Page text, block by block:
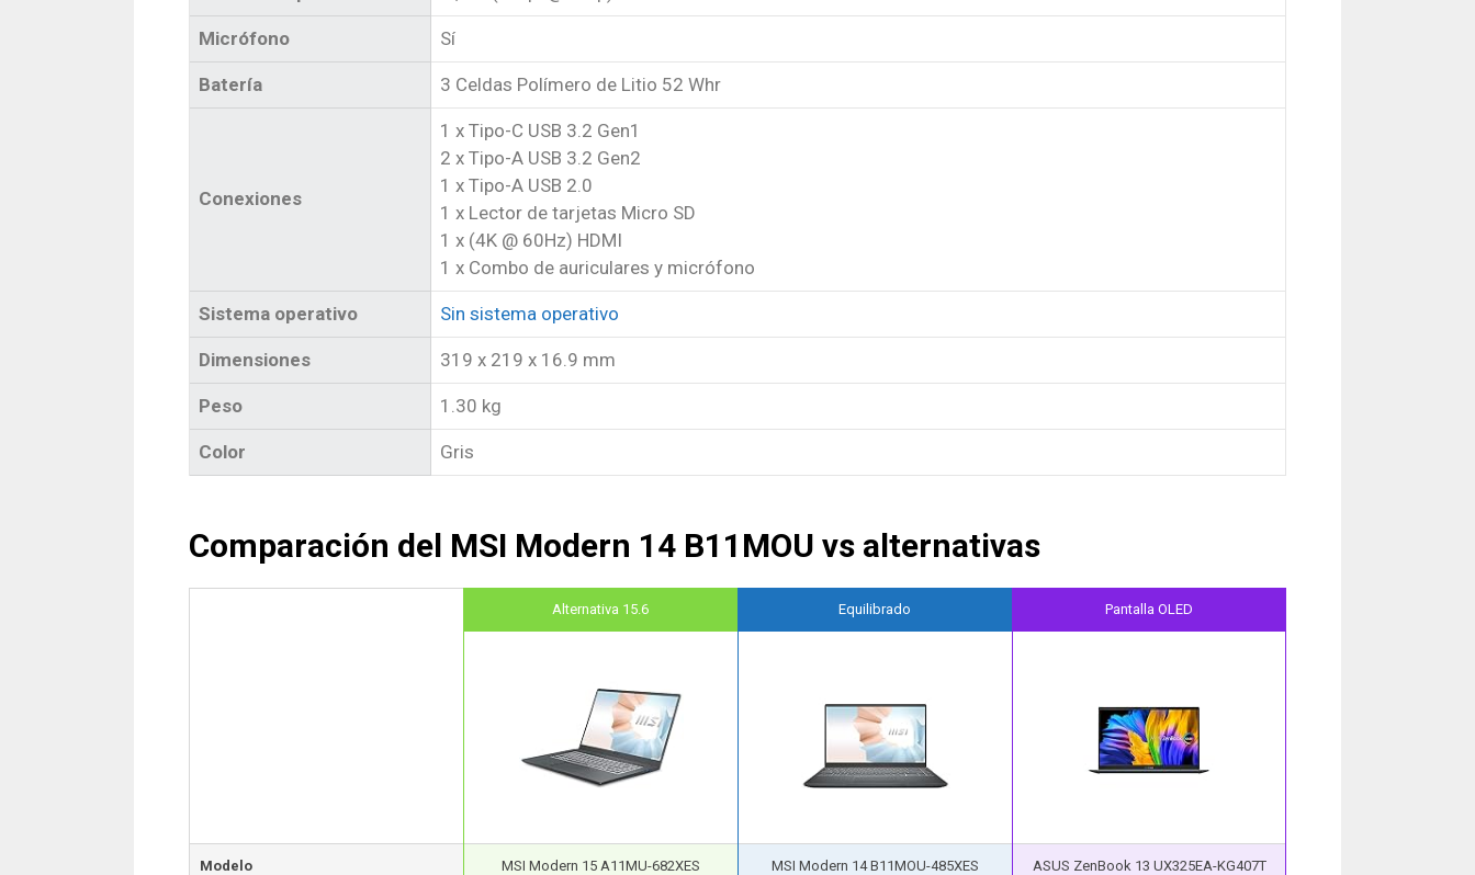
Micrófono Sí
Batería 3 Celdas Polímero de Litio 52 Whr
Conexiones
1 x Tipo-C USB 3.2 Gen1
2 x Tipo-A USB 3.2 Gen2
1 x Tipo-A USB 2.0
1 x Lector de tarjetas Micro SD
1 x (4K @ 60Hz) HDMI
1 x Combo de auriculares y micrófono
Sistema operativo Sin sistema operativo
Dimensiones 319 x 219 x 16.9 mm
Peso 1.30 kg
Color Gris
Comparación del MSI Modern 14 B11MOU vs alternativas
Alternativa 15.6 Equilibrado Pantalla OLED
Modelo MSI Modern 15 A11MU-682XES MSI Modern 14 B11MOU-485XES ASUS ZenBook 13 UX325EA-KG407T